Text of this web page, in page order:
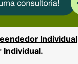
Individual
Individual.